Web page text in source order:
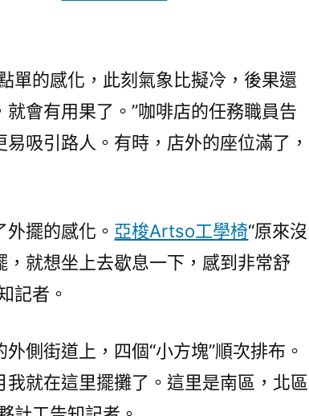
單的感化，此刻氣象比擬冷，後果還
會有用果了。”咖啡店的任務職員告
吸引路人。有時，店外的座位滿了，
擺的感化。 亞梭Artso工學椅“原來沒
就想坐上去歇息一下，感到非常舒
記者。
側街道上，四個“小方塊”順次排布。
我就在這里擺攤了。這里是南區，北區